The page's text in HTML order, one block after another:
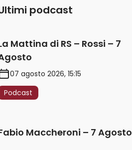
podcast
Mattina di RS – Rossi – 7
07 agosto 2026, 15:15
Podcast
Maccheroni – 7 Agosto